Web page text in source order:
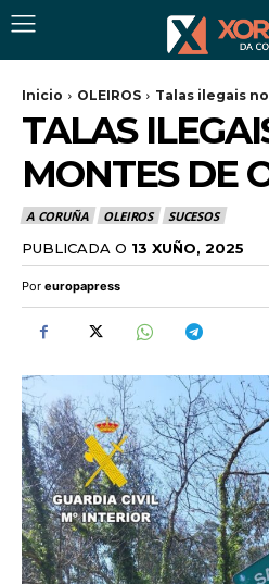
Inicio OLEIROS Talas ilegais
TALAS
MONTES DE
A CORUÑA OLEIROS SUCESOS
PUBLICADA O 13 XUÑO, 2025
Por europapress